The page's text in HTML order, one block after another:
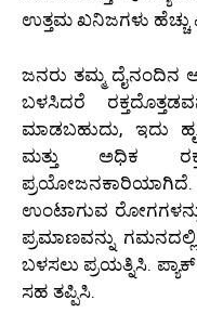
ಉತ್ತಮ ಖನಿಜಗಳು ಹೆಚ್ಚು
ಜನರು ತಮ್ಮ ದೈನಂದಿನ
ಬಳಸಿದರೆ
ಮಾಡಬಹುದು, ಇದು
ಮತ್ತು ಅಧಿಕ
ಪ್ರಯೋಜನಕಾರಿಯಾಗಿದೆ.
ಉಂಟಾಗುವ
ಪ್ರಮಾಣವನ್ನು
ಬಳಸಲು ಪ್ರಯತ್ನಿಸಿ.
ಸಹ ತಪ್ಪಿಸಿ.